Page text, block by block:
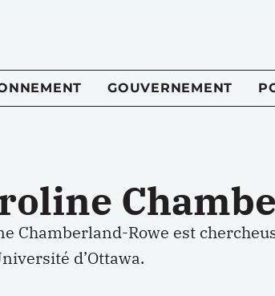
GOUVERNEMENT
Chamberland-Rowe est
d’Ottawa.